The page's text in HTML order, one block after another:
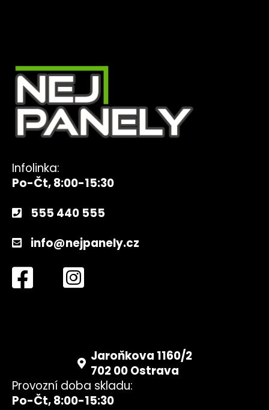
Infolinka:
Po-Čt, 8:00-15:30
555 440 555
info@nejpanely.cz
Jaroňkova 1160/2
702 00 Ostrava
Provozní doba skladu:
Po-Čt, 8:00-15:30